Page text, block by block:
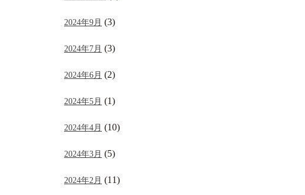
2024年9月 (3)
2024年7月 (3)
2024年6月 (2)
2024年5月 (1)
2024年4月 (10)
2024年3月 (5)
2024年2月 (11)